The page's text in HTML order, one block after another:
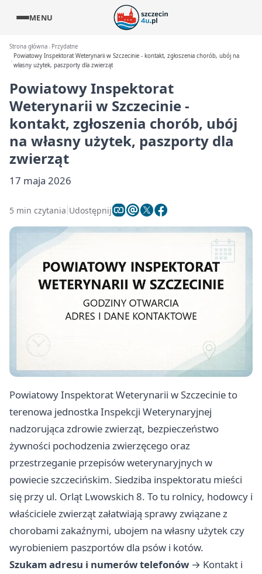
MENU
Strona główna
Przydatne
Powiatowy Inspektorat Weterynarii w Szczecinie - kontakt, zgłoszenia chorób, ubój na
własny użytek, paszporty dla zwierząt
Powiatowy Inspektorat
Weterynarii w Szczecinie -
kontakt, zgłoszenia chorób, ubój
na własny użytek, paszporty dla
zwierząt
17 maja 2026
5 min czytania Udostępnij
Powiatowy Inspektorat Weterynarii w Szczecinie to
terenowa jednostka Inspekcji Weterynaryjnej
nadzorująca zdrowie zwierząt, bezpieczeństwo
żywności pochodzenia zwierzęcego oraz
przestrzeganie przepisów weterynaryjnych w
powiecie szczecińskim. Siedziba inspektoratu mieści
się przy ul. Orląt Lwowskich 8. To tu rolnicy, hodowcy i
właściciele zwierząt załatwiają sprawy związane z
chorobami zakaźnymi, ubojem na własny użytek czy
wyrobieniem paszportów dla psów i kotów.
Szukam adresu i numerów telefonów → Kontakt i